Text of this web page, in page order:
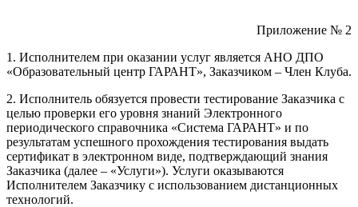
Приложение № 2
1. Исполнителем при оказании услуг является АНО ДПО
«Образовательный центр ГАРАНТ», Заказчиком – Член Клуба.
2. Исполнитель обязуется провести тестирование Заказчика с
целью проверки его уровня знаний Электронного
периодического справочника «Система ГАРАНТ» и по
результатам успешного прохождения тестирования выдать
сертификат в электронном виде, подтверждающий знания
Заказчика (далее – «Услуги»). Услуги оказываются
Исполнителем Заказчику с использованием дистанционных
технологий.